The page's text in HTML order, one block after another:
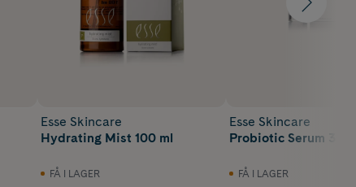
Esse Skincare
Hydrating Mist 100 ml
FÅ I LAGER
Esse Skincare
Probiotic Serum 30
FÅ I LAGER